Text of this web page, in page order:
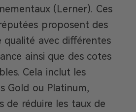
(Lerner). Ces
proposent des
qualité avec différentes
ainsi que des cotes
Cela inclut les
Gold ou Platinum,
de réduire les taux de